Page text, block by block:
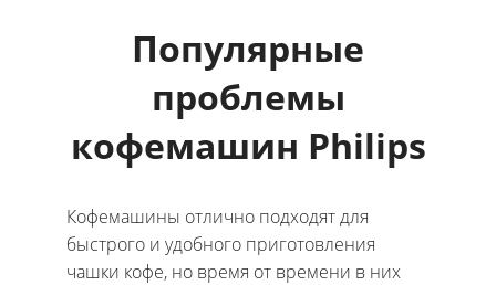
Популярные
проблемы
кофемашин Philips
Кофемашины отлично подходят для
быстрого и удобного приготовления
чашки кофе, но время от времени в них